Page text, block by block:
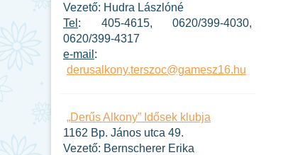
Vezető: Hudra Lászlóné
Tel : 405-4615, 0620/399-4030,
0620/399-4317
e-mail :
derusalkony.terszoc@gamesz16.hu
„Derűs Alkony” Idősek klubja
1162 Bp. János utca 49.
Vezető: Bernscherer Erika